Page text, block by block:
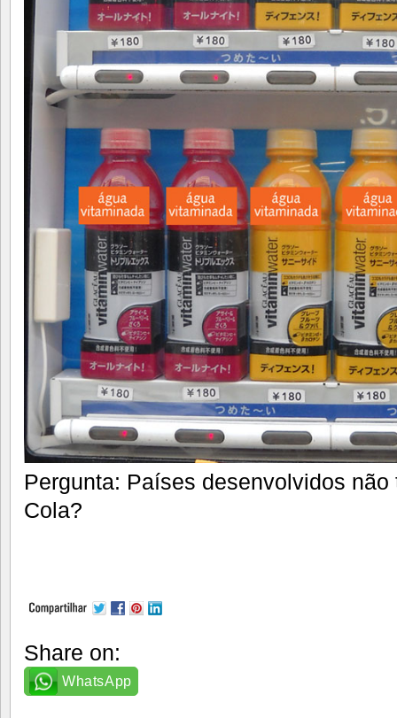
Pergunta: Países desenvolvidos
Cola?
Share on:
WhatsApp